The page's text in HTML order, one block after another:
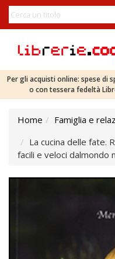
Per gli acquisti online: spese di
o con tessera fedeltà
Home Famiglia e
La cucina delle fate.
facili e veloci dalmondo